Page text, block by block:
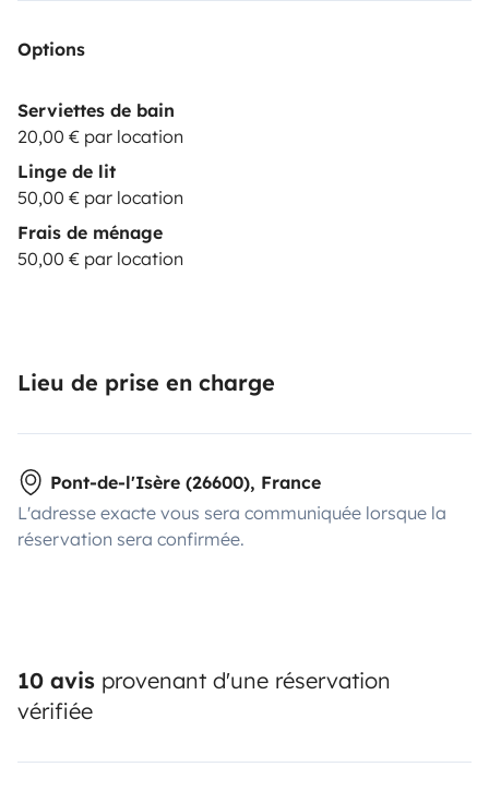
Options
Serviettes de bain
20,00 € par location
Linge de lit
50,00 € par location
Frais de ménage
50,00 € par location
Lieu de prise en charge
Pont-de-l'Isère (26600), France
L'adresse exacte vous sera communiquée lorsque la
réservation sera confirmée.
10 avis provenant d'une réservation
vérifiée